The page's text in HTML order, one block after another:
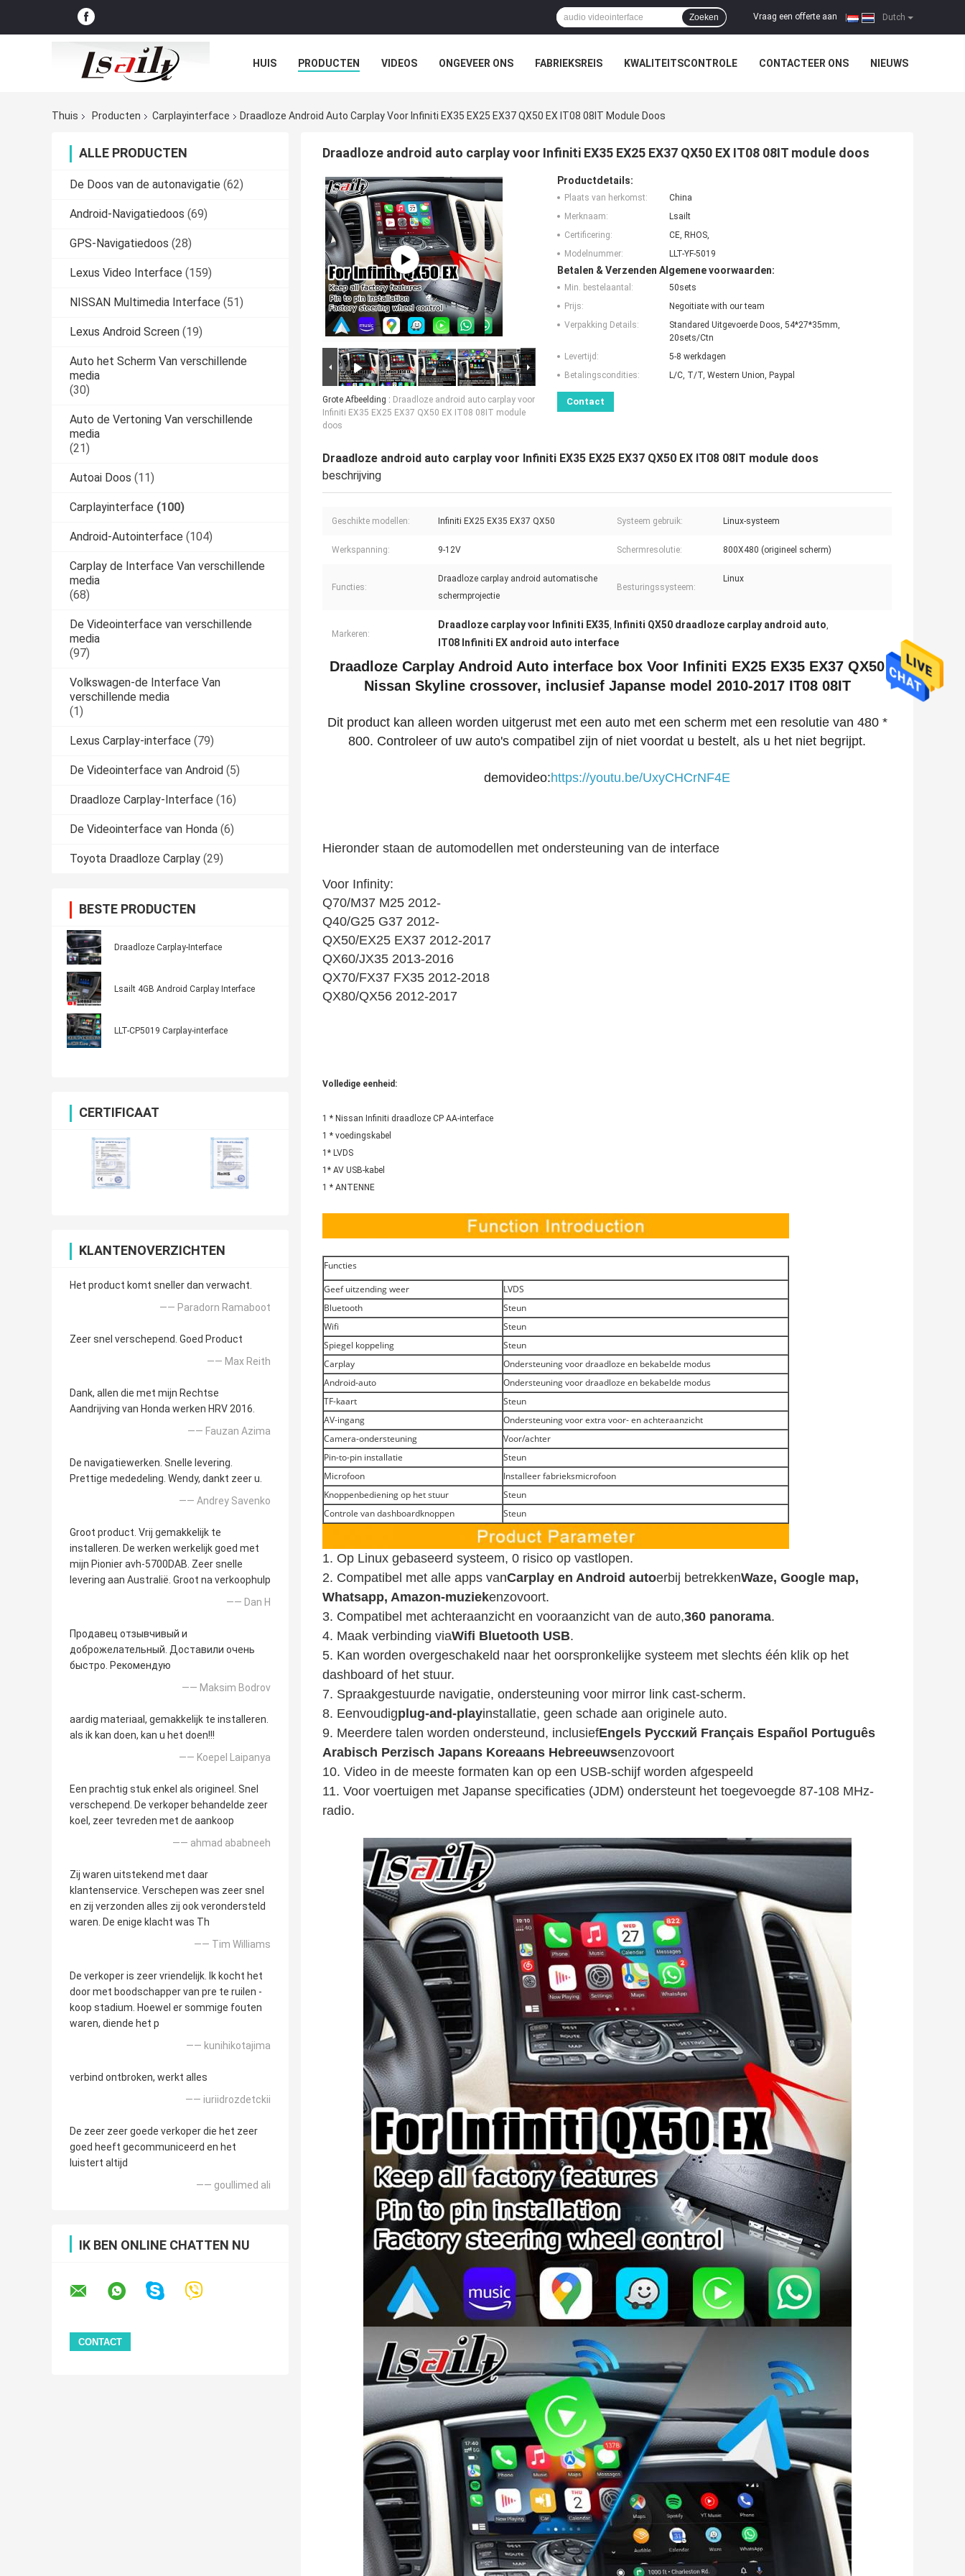
Dutch
Vraag een offerte aan
Zoeken
HUIS PRODUCTEN VIDEOS ONGEVEER ONS FABRIEKSREIS KWALITEITSCONTROLE CONTACTEER ONS NIEUWS
Thuis
Producten Carplayinterface Draadloze Android Auto Carplay Voor Infiniti EX35 EX25 EX37 QX50 EX IT08 08IT Module Doos
ALLE PRODUCTEN
De Doos van de autonavigatie (62)
Android-Navigatiedoos (69)
GPS-Navigatiedoos (28)
Lexus Video Interface (159)
NISSAN Multimedia Interface (51)
Lexus Android Screen (19)
Auto het Scherm Van verschillende
media
(30)
Auto de Vertoning Van verschillende
media
(21)
Autoai Doos (11)
Carplayinterface (100)
Android-Autointerface (104)
Carplay de Interface Van verschillende
media
(68)
De Videointerface van verschillende
media
(97)
Volkswagen-de Interface Van
verschillende media
(1)
Lexus Carplay-interface (79)
De Videointerface van Android (5)
Draadloze Carplay-Interface (16)
De Videointerface van Honda (6)
Toyota Draadloze Carplay (29)
BESTE PRODUCTEN
Draadloze Carplay-Interface
Lsailt 4GB Android Carplay Interface
LLT-CP5019 Carplay-interface
CERTIFICAAT
KLANTENOVERZICHTEN
Het product komt sneller dan verwacht.
—— Paradorn Ramaboot
Zeer snel verschepend. Goed Product
—— Max Reith
Dank, allen die met mijn Rechtse
Aandrijving van Honda werken HRV 2016.
—— Fauzan Azima
De navigatiewerken. Snelle levering.
Prettige mededeling. Wendy, dankt zeer u.
—— Andrey Savenko
Groot product. Vrij gemakkelijk te
installeren. De werken werkelijk goed met
mijn Pionier avh-5700DAB. Zeer snelle
levering aan Australië. Groot na verkoophulp
—— Dan H
Продавец отзывчивый и
доброжелательный. Доставили очень
быстро. Рекомендую
—— Maksim Bodrov
aardig materiaal, gemakkelijk te installeren.
als ik kan doen, kan u het doen!!!
—— Koepel Laipanya
Een prachtig stuk enkel als origineel. Snel
verschepend. De verkoper behandelde zeer
koel, zeer tevreden met de aankoop
—— ahmad ababneeh
Zij waren uitstekend met daar
klantenservice. Verschepen was zeer snel
en zij verzonden alles zij ook verondersteld
waren. De enige klacht was Th
—— Tim Williams
De verkoper is zeer vriendelijk. Ik kocht het
door met boodschapper van pre te ruilen -
koop stadium. Hoewel er sommige fouten
waren, diende het p
—— kunihikotajima
verbind ontbroken, werkt alles
—— iuriidrozdetckii
De zeer zeer goede verkoper die het zeer
goed heeft gecommuniceerd en het
luistert altijd
—— goullimed ali
IK BEN ONLINE CHATTEN NU
Draadloze android auto carplay voor Infiniti EX35 EX25 EX37 QX50 EX IT08 08IT module doos
Grote Afbeelding : Draadloze android auto carplay voor
Infiniti EX35 EX25 EX37 QX50 EX IT08 08IT module
doos
Productdetails:
Plaats van herkomst:
China
Merknaam:
Lsailt
Certificering:
CE, RHOS,
Modelnummer:
LLT-YF-5019
Betalen & Verzenden Algemene voorwaarden:
Min. bestelaantal:
50sets
Prijs:
Negoitiate with our team
Verpakking Details:
Standared Uitgevoerde Doos, 54*27*35mm,
20sets/Ctn
Levertijd:
5-8 werkdagen
Betalingscondities:
L/C, T/T, Western Union, Paypal
Contact
Draadloze android auto carplay voor Infiniti EX35 EX25 EX37 QX50 EX IT08 08IT module doos
beschrijving
Geschikte modellen: Infiniti EX25 EX35 EX37 QX50 Systeem gebruik: Linux-systeem
Werkspanning: 9-12V Schermresolutie: 800X480 (origineel scherm)
Functies:
Draadloze carplay android automatische
schermprojectie
Besturingssysteem:
Linux
Markeren:
Draadloze carplay voor Infiniti EX35, Infiniti QX50 draadloze carplay android auto,
IT08 Infiniti EX android auto interface
Draadloze Carplay Android Auto interface box Voor Infiniti EX25 EX35 EX37 QX50
Nissan Skyline crossover, inclusief Japanse model 2010-2017 IT08 08IT
Dit product kan alleen worden uitgerust met een auto met een scherm met een resolutie van 480 *
800. Controleer of uw auto's compatibel zijn of niet voordat u bestelt, als u het niet begrijpt.
demovideo:https://youtu.be/UxyCHCrNF4E
Hieronder staan ​​de automodellen met ondersteuning van de interface
Voor Infinity:
Q70/M37 M25 2012-
Q40/G25 G37 2012-
QX50/EX25 EX37 2012-2017
QX60/JX35 2013-2016
QX70/FX37 FX35 2012-2018
QX80/QX56 2012-2017
Volledige eenheid:
1 * Nissan Infiniti draadloze CP AA-interface
1 * voedingskabel
1* LVDS
1* AV USB-kabel
1 * ANTENNE
Functies
Geef uitzending weer
LVDS
Bluetooth
Steun
Wifi
Steun
Spiegel koppeling
Steun
Carplay
Ondersteuning voor draadloze en bekabelde modus
Android-auto
Ondersteuning voor draadloze en bekabelde modus
TF-kaart
Steun
AV-ingang
Ondersteuning voor extra voor- en achteraanzicht
Camera-ondersteuning
Voor/achter
Pin-to-pin installatie
Steun
Microfoon
Installeer fabrieksmicrofoon
Knoppenbediening op het stuur
Steun
Controle van dashboardknoppen
Steun
1. Op Linux gebaseerd systeem, 0 risico op vastlopen.
2. Compatibel met alle apps vanCarplay en Android autoerbij betrekkenWaze, Google map,
Whatsapp, Amazon-muziekenzovoort.
3. Compatibel met achteraanzicht en vooraanzicht van de auto,360 panorama.
4. Maak verbinding viaWifi Bluetooth USB.
5. Kan worden overgeschakeld naar het oorspronkelijke systeem met slechts één klik op het
dashboard of het stuur.
7. Spraakgestuurde navigatie, ondersteuning voor mirror link cast-scherm.
8. Eenvoudigplug-and-playinstallatie, geen schade aan originele auto.
9. Meerdere talen worden ondersteund, inclusiefEngels Pусский Français Español Português
Arabisch Perzisch Japans Koreaans Hebreeuwsenzovoort
10. Video in de meeste formaten kan op een USB-schijf worden afgespeeld
11. Voor voertuigen met Japanse specificaties (JDM) ondersteunt het toegevoegde 87-108 MHz-
radio.